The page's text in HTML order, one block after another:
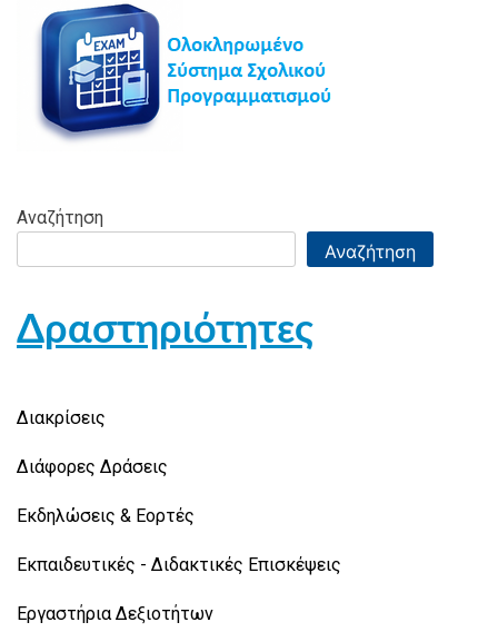
Αναζήτηση
Αναζήτηση
Δραστηριότητες
Διακρίσεις
Διάφορες Δράσεις
Εκδηλώσεις & Εορτές
Εκπαιδευτικές - Διδακτικές Επισκέψεις
Εργαστήρια Δεξιοτήτων